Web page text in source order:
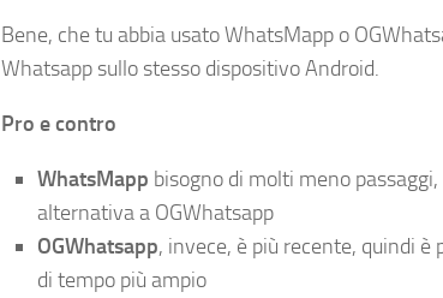
Bene, che tu abbia usato WhatsMapp o
Whatsapp sullo stesso dispositivo Android.
Pro e contro
WhatsMapp bisogno di molti meno
alternativa a OGWhatsapp
OGWhatsapp, invece, è più recente, quindi
di tempo più ampio